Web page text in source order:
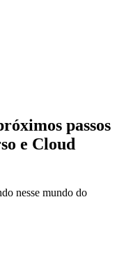
passos
e Cloud
nesse mundo do